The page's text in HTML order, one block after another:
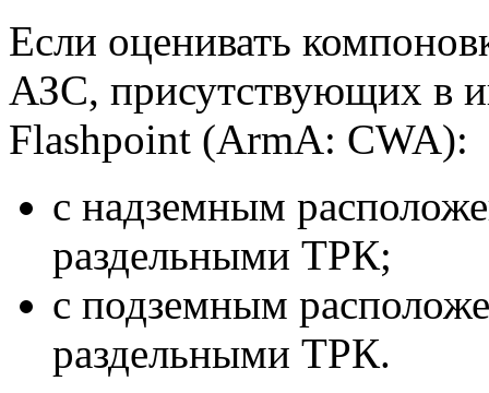
Если оценивать
АЗС, присутствующих в
Flashpoint (ArmA: CWA):
с надземным
раздельными ТРК;
с подземным
раздельными ТРК.